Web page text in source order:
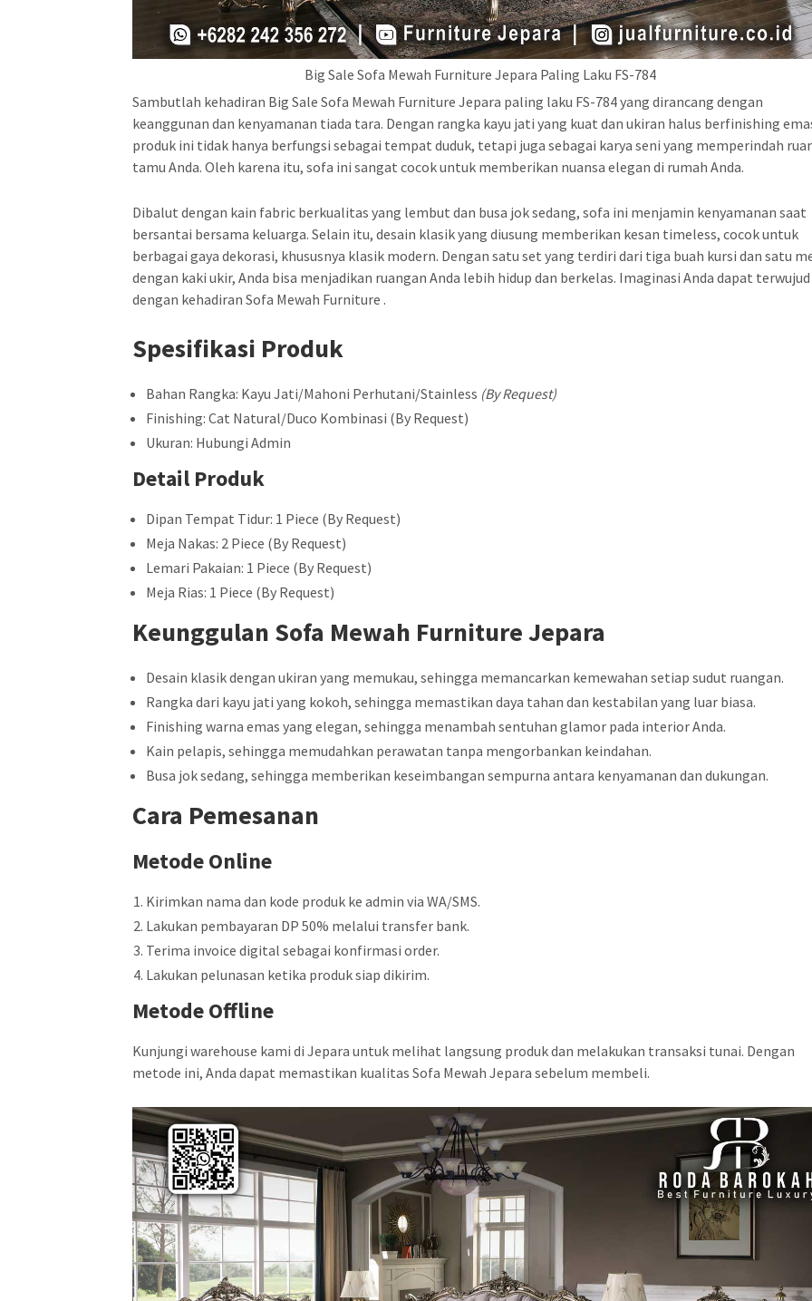
Big Sale Sofa Mewah Furniture Jepara Paling Laku FS-784
Sambutlah kehadiran Big Sale Sofa Mewah Furniture Jepara paling laku FS-784 yang dirancang dengan
keanggunan dan kenyamanan tiada tara. Dengan rangka kayu jati yang kuat dan ukiran halus berfinishing
produk ini tidak hanya berfungsi sebagai tempat duduk, tetapi juga sebagai karya seni yang memperindah
tamu Anda. Oleh karena itu, sofa ini sangat cocok untuk memberikan nuansa elegan di rumah Anda.
Dibalut dengan kain fabric berkualitas yang lembut dan busa jok sedang, sofa ini menjamin kenyamanan saat
bersantai bersama keluarga. Selain itu, desain klasik yang diusung memberikan kesan timeless, cocok untuk
berbagai gaya dekorasi, khususnya klasik modern. Dengan satu set yang terdiri dari tiga buah kursi dan satu
dengan kaki ukir, Anda bisa menjadikan ruangan Anda lebih hidup dan berkelas. Imaginasi Anda dapat terwujud
dengan kehadiran Sofa Mewah Furniture .
Spesifikasi Produk
Bahan Rangka: Kayu Jati/Mahoni Perhutani/Stainless (By Request)
Finishing: Cat Natural/Duco Kombinasi (By Request)
Ukuran: Hubungi Admin
Detail Produk
Dipan Tempat Tidur: 1 Piece (By Request)
Meja Nakas: 2 Piece (By Request)
Lemari Pakaian: 1 Piece (By Request)
Meja Rias: 1 Piece (By Request)
Keunggulan Sofa Mewah Furniture Jepara
Desain klasik dengan ukiran yang memukau, sehingga memancarkan kemewahan setiap sudut ruangan.
Rangka dari kayu jati yang kokoh, sehingga memastikan daya tahan dan kestabilan yang luar biasa.
Finishing warna emas yang elegan, sehingga menambah sentuhan glamor pada interior Anda.
Kain pelapis, sehingga memudahkan perawatan tanpa mengorbankan keindahan.
Busa jok sedang, sehingga memberikan keseimbangan sempurna antara kenyamanan dan dukungan.
Cara Pemesanan
Metode Online
Kirimkan nama dan kode produk ke admin via WA/SMS.
Lakukan pembayaran DP 50% melalui transfer bank.
Terima invoice digital sebagai konfirmasi order.
Lakukan pelunasan ketika produk siap dikirim.
Metode Offline
Kunjungi warehouse kami di Jepara untuk melihat langsung produk dan melakukan transaksi tunai. Dengan
metode ini, Anda dapat memastikan kualitas Sofa Mewah Jepara sebelum membeli.